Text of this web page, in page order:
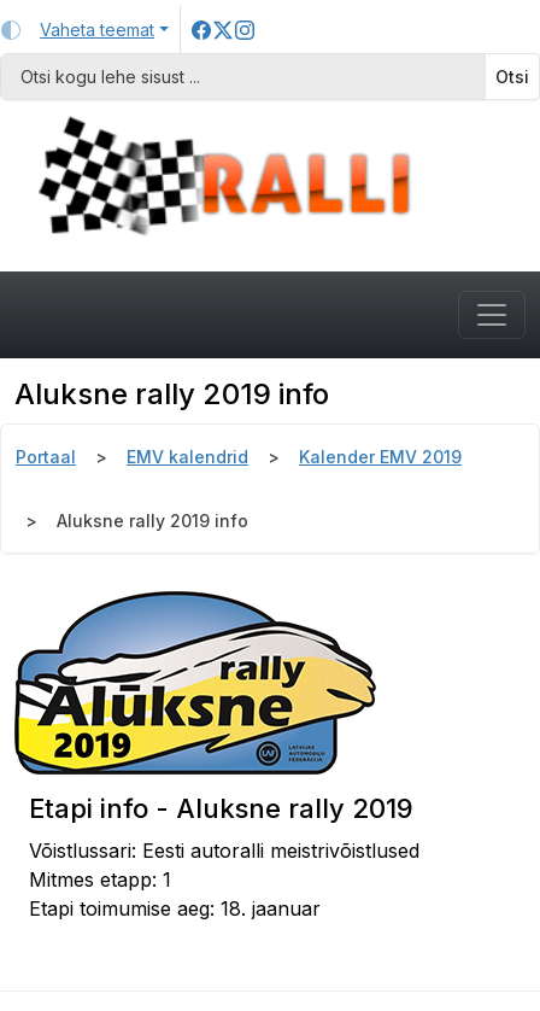
Vaheta teemat
Otsi
Aluksne rally 2019 info
Portaal EMV kalendrid Kalender EMV 2019
Aluksne rally 2019 info
Etapi info - Aluksne rally 2019
Võistlussari: Eesti autoralli meistrivõistlused
Mitmes etapp: 1
Etapi toimumise aeg: 18. jaanuar